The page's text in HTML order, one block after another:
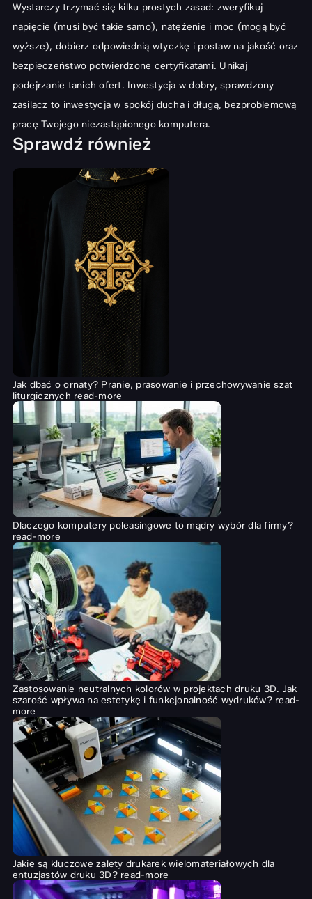
Wystarczy trzymać się kilku prostych zasad: zweryfikuj
napięcie (musi być takie samo), natężenie i moc (mogą być
wyższe), dobierz odpowiednią wtyczkę i postaw na jakość oraz
bezpieczeństwo potwierdzone certyfikatami. Unikaj
podejrzanie tanich ofert. Inwestycja w dobry, sprawdzony
zasilacz to inwestycja w spokój ducha i długą, bezproblemową
pracę Twojego niezastąpionego komputera.
Sprawdź również
Jak dbać o ornaty? Pranie, prasowanie i przechowywanie szat
liturgicznych read-more
Dlaczego komputery poleasingowe to mądry wybór dla firmy?
read-more
Zastosowanie neutralnych kolorów w projektach druku 3D. Jak
szarość wpływa na estetykę i funkcjonalność wydruków? read-
more
Jakie są kluczowe zalety drukarek wielomateriałowych dla
entuzjastów druku 3D? read-more